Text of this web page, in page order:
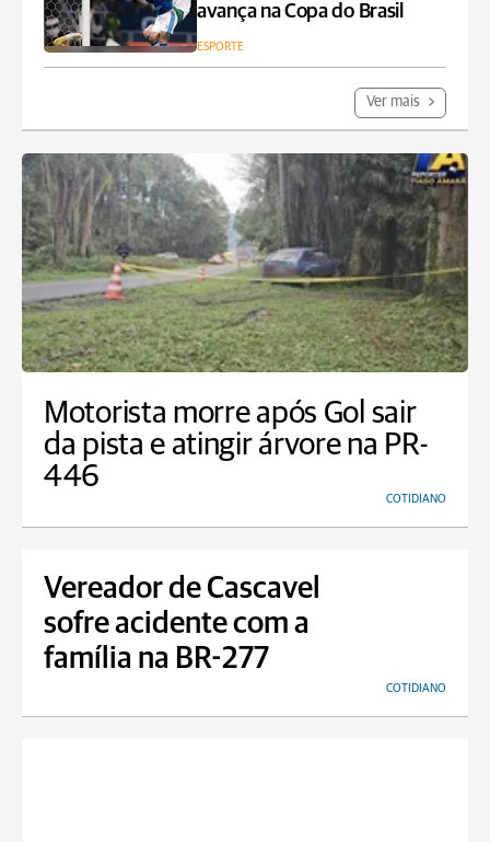
avança na Copa do Brasil
ESPORTE
Ver mais
Motorista morre após Gol sair
da pista e atingir árvore na PR-
446
COTIDIANO
Vereador de Cascavel
sofre acidente com a
família na BR-277
COTIDIANO